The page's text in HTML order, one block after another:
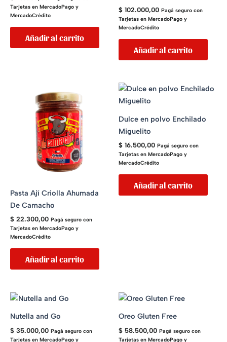
Tarjetas en MercadoPago y
MercadoCrédito
Añadir al carrito
$ 102.000,00 Pagá seguro con
Tarjetas en MercadoPago y
MercadoCrédito
Añadir al carrito
Pasta Ají Criolla Ahumada
De Camacho
$ 22.300,00 Pagá seguro con
Tarjetas en MercadoPago y
MercadoCrédito
Añadir al carrito
Dulce en polvo Enchilado
Miguelito
$ 16.500,00 Pagá seguro con
Tarjetas en MercadoPago y
MercadoCrédito
Añadir al carrito
Nutella and Go
$ 35.000,00 Pagá seguro con
Tarjetas en MercadoPago y
Oreo Gluten Free
$ 58.500,00 Pagá seguro con
Tarjetas en MercadoPago y